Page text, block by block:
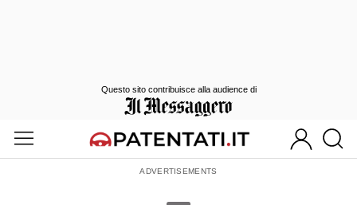
Questo sito contribuisce alla audience di